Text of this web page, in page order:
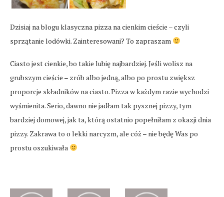
Dzisiaj na blogu klasyczna pizza na cienkim cieście – czyli
sprzątanie lodówki. Zainteresowani? To zapraszam
Ciasto jest cienkie, bo takie lubię najbardziej. Jeśli wolisz na
grubszym cieście – zrób albo jedną, albo po prostu zwiększ
proporcje składników na ciasto. Pizza w każdym razie wychodzi
wyśmienita. Serio, dawno nie jadłam tak pysznej pizzy, tym
bardziej domowej, jak ta, którą ostatnio popełniłam z okazji dnia
pizzy. Zakrawa to o lekki narcyzm, ale cóż – nie będę Was po
prostu oszukiwała